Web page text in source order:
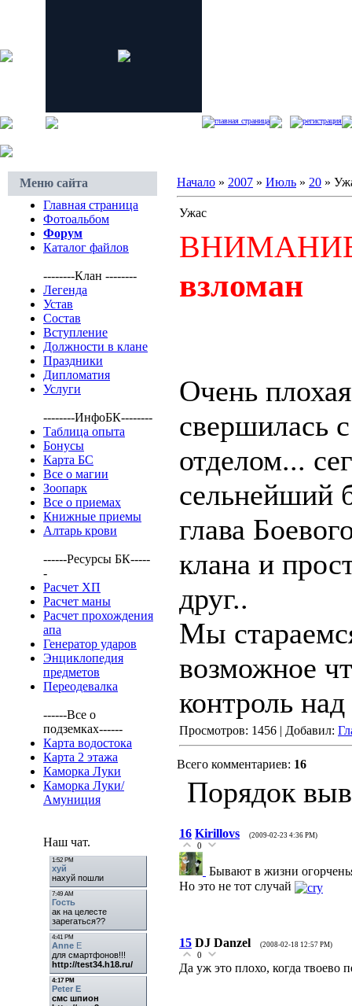
главная страница регистрация
Меню сайта
Главная страница
Фотоальбом
Форум
Каталог файлов
--------Клан --------
Легенда
Устав
Состав
Вступление
Должности в клане
Праздники
Дипломатия
Услуги
--------ИнфоБК--------
Таблица опыта
Бонусы
Карта БС
Все о магии
Зоопарк
Все о приемах
Книжные приемы
Алтарь крови
------Ресурсы БК-----
-
Расчет ХП
Расчет маны
Расчет прохождения
апа
Генератор ударов
Энциклопедия
предметов
Переодевалка
------Все о
подземках------
Карта водостока
Карта 2 этажа
Каморка Луки
Каморка Луки/
Амуниция
Наш чат.
Начало » 2007 » Июль » 20 »
Ужас
взломан
Очень
свершилась
отделом...
сельнейший
глава
клана и
друг..
Мы
возможное
контроль
Просмотров: 1456 | Добавил:
Всего комментариев: 16
Порядок
16 Kirillovs (2009-02-23 4:36 PM)
0
Бывают в жизни
Но это не тот случай
15 DJ Danzel (2008-02-18 12:57 PM)
0
Да уж это плохо, когда твоево